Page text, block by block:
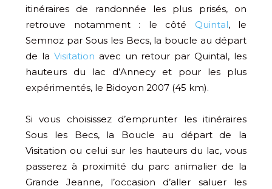
itinéraires de randonnée les plus prisés, on
retrouve notamment : le côté Quintal, le
Semnoz par Sous les Becs, la boucle au départ
de la Visitation avec un retour par Quintal, les
hauteurs du lac d’Annecy et pour les plus
expérimentés, le Bidoyon 2007 (45 km).
Si vous choisissez d’emprunter les itinéraires
Sous les Becs, la Boucle au départ de la
Visitation ou celui sur les hauteurs du lac, vous
passerez à proximité du parc animalier de la
Grande Jeanne, l’occasion d’aller saluer les